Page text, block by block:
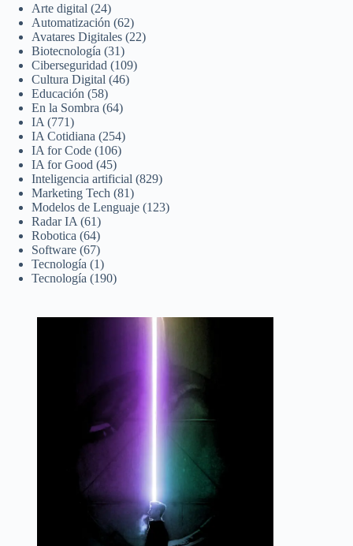
Arte digital (24)
Automatización (62)
Avatares Digitales (22)
Biotecnología (31)
Ciberseguridad (109)
Cultura Digital (46)
Educación (58)
En la Sombra (64)
IA (771)
IA Cotidiana (254)
IA for Code (106)
IA for Good (45)
Inteligencia artificial (829)
Marketing Tech (81)
Modelos de Lenguaje (123)
Radar IA (61)
Robotica (64)
Software (67)
Tecnología (1)
Tecnología (190)